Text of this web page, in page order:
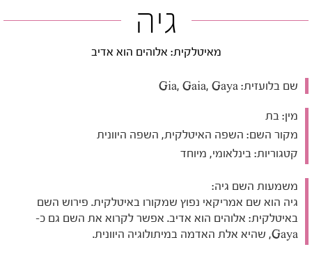
גיה
מאיטלקית: אלוהים הוא אדיב
שם בלועזית:
מין: בת
מקור השם: השפה האיטלקית, השפה היוונית
קטגוריות: בינלאומי, מיוחד
משמעות השם גיה:
גיה הוא שם אמריקאי נפוץ שמקורו באיטלקית. פירוש השם
באיטלקית: אלוהים הוא אדיב. אפשר לקרוא את השם גם כ-
Gaya, שהיא אלת האדמה במיתולוגיה היוונית.